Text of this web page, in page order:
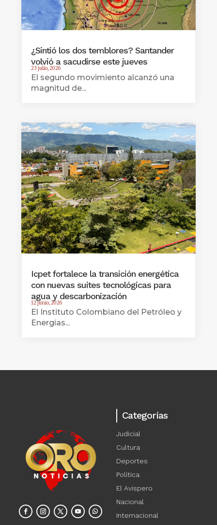
¿Sintió los dos temblores? Santander
volvió a sacudirse este jueves
23 julio, 2026
El segundo movimiento alcanzó una
magnitud de...
Icpet fortalece la transición energética
con nuevas suites tecnológicas para
agua y descarbonización
12 junio, 2026
El Instituto Colombiano del Petróleo y
Energías...
Categorías
Judicial
Cultura
Deportes
Política
El Avispero
Nacional
Internacional